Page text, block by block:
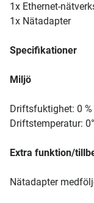
1x Ethernet-
1x Nätadapter
Specifikationer
Miljö
Driftsfuktighet: 0 %
Driftstemperatur:
Extra funktion/
Nätadapter